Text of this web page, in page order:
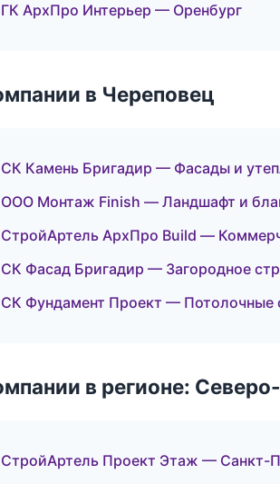
ГК АрхПро Интерьер — Оренбург
в Череповец
СК Камень Бригадир — Фасады и
ООО Монтаж Finish — Ландшафт и
СтройАртель АрхПро Build —
СК Фасад Бригадир — Загородное
СК Фундамент Проект — Потолочные
в регионе:
СтройАртель Проект Этаж — Санкт-